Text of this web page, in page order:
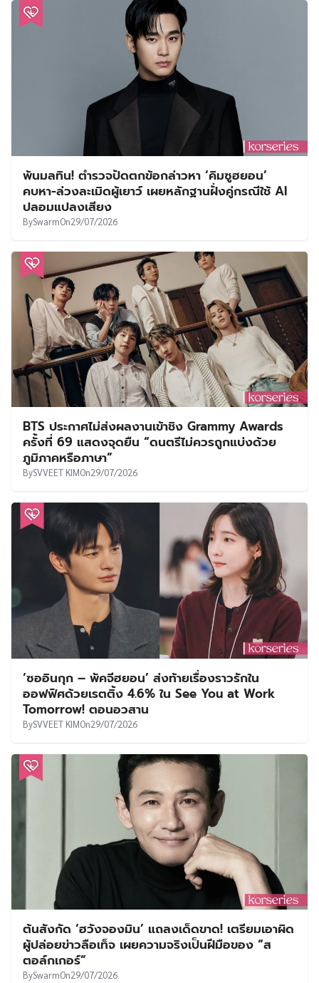
พ้นมลทิน! ตำรวจปัดตกข้อกล่าวหา ‘คิมซูฮยอน’
คบหา-ล่วงละเมิดผู้เยาว์ เผยหลักฐานฝั่งคู่กรณีใช้ AI
ปลอมแปลงเสียง
BySwarmOn29/07/2026
BTS ประกาศไม่ส่งผลงานเข้าชิง Grammy Awards
ครั้งที่ 69 แสดงจุดยืน “ดนตรีไม่ควรถูกแบ่งด้วย
ภูมิภาคหรือภาษา”
BySVVEET KIMOn29/07/2026
‘ซออินกุก – พัคจีฮยอน’ ส่งท้ายเรื่องราวรักใน
ออฟฟิศด้วยเรตติ้ง 4.6% ใน See You at Work
Tomorrow! ตอนอวสาน
BySVVEET KIMOn29/07/2026
ต้นสังกัด ‘ฮวังจองมิน’ แถลงเด็ดขาด! เตรียมเอาผิด
ผู้ปล่อยข่าวลือเท็จ เผยความจริงเป็นฝีมือของ “ส
ตอล์กเกอร์”
BySwarmOn29/07/2026